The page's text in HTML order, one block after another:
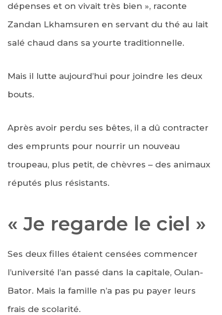
dépenses et on vivait très bien », raconte
Zandan Lkhamsuren en servant du thé au lait
salé chaud dans sa yourte traditionnelle.
Mais il lutte aujourd’hui pour joindre les deux
bouts.
Après avoir perdu ses bêtes, il a dû contracter
des emprunts pour nourrir un nouveau
troupeau, plus petit, de chèvres – des animaux
réputés plus résistants.
« Je regarde le ciel »
Ses deux filles étaient censées commencer
l’université l’an passé dans la capitale, Oulan-
Bator. Mais la famille n’a pas pu payer leurs
frais de scolarité.